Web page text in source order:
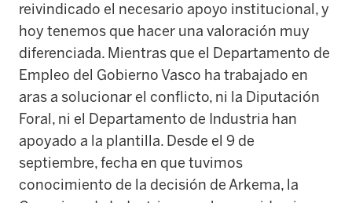
reivindicado el necesario apoyo institucional, y
hoy tenemos que hacer una valoración muy
diferenciada. Mientras que el Departamento de
Empleo del Gobierno Vasco ha trabajado en
aras a solucionar el conflicto, ni la Diputación
Foral, ni el Departamento de Industria han
apoyado a la plantilla. Desde el 9 de
septiembre, fecha en que tuvimos
conocimiento de la decisión de Arkema, la